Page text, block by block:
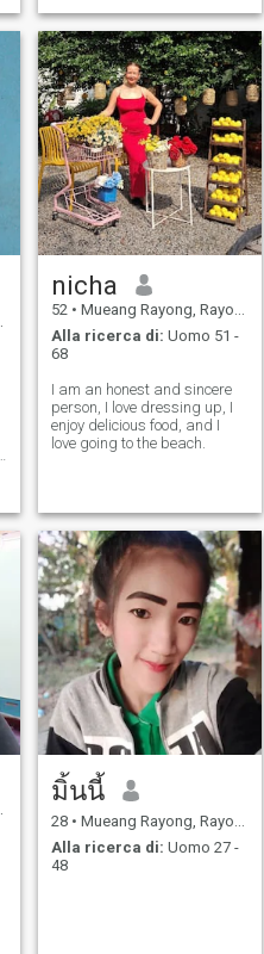
prefer not to get involved with
. If you like women like me, fee
nicha
52 • Mueang Rayong, Rayong, Thailandia
Alla ricerca di: Uomo 51 -
68
I am an honest and sincere
person, I love dressing up, I
enjoy delicious food, and I
love going to the beach.
มิ้นนี้
28 • Mueang Rayong, Rayong, Thailandia
Alla ricerca di: Uomo 27 -
48